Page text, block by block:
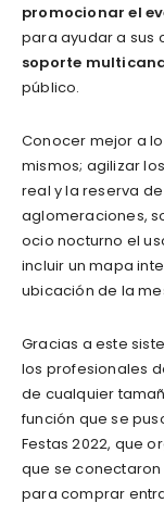
promocionar el
para ayudar a sus
soporte
público.
Conocer mejor a
mismos; agilizar
real y la reserva
aglomeraciones,
ocio nocturno el
incluir un mapa
ubicación de la
Gracias a este
los profesionales
de cualquier
función que se
Festas 2022, que
que se conectaron
para comprar